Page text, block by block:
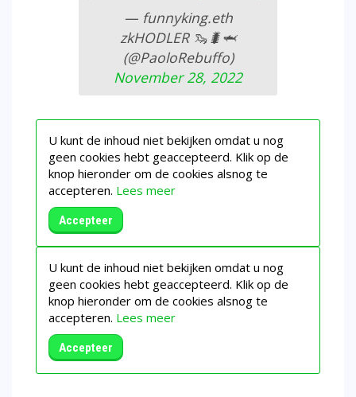
— funnyking.eth
zkHODLER 🦦🐛🦈
(@PaoloRebuffo)
November 28, 2022
U kunt de inhoud niet bekijken omdat u nog
geen cookies hebt geaccepteerd. Klik op de
knop hieronder om de cookies alsnog te
accepteren. Lees meer
Accepteer
U kunt de inhoud niet bekijken omdat u nog
geen cookies hebt geaccepteerd. Klik op de
knop hieronder om de cookies alsnog te
accepteren. Lees meer
Accepteer